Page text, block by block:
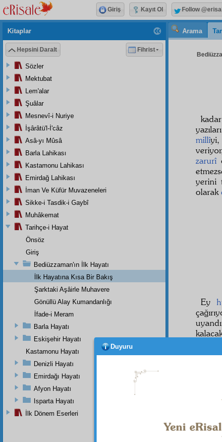
Arama
millî
zarurî
yerini
olarak
Ey
Kitaplar
Hepsini Daralt Fihrist
Sözler
Mektubat
Lem'alar
Şuâlar
Mesnevî-i Nuriye
İşârâtü'l-İ'câz
Asâ-yı Mûsâ
Barla Lahikası
Kastamonu Lahikası
Emirdağ Lahikası
İman Ve Küfür Muvazeneleri
Sikke-i Tasdik-i Gaybî
Muhâkemat
Tarihçe-i Hayat
Önsöz
Giriş
Bediüzzaman'ın İlk Hayatı
İlk Hayatına Kısa Bir Bakış
Şarktaki Aşâirle Muhavere
Gönüllü Alay Kumandanlığı
İfade-i Meram
Barla Hayatı
Eskişehir Hayatı
Kastamonu Hayatı
Denizli Hayatı
Emirdağı Hayatı
Afyon Hayatı
Isparta Hayatı
İlk Dönem Eserleri
Giriş Kayıt Ol Follow
Duyuru